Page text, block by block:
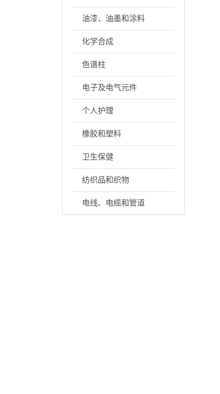
油漆、油墨和涂料
化学合成
色谱柱
电子及电气元件
个人护理
橡胶和塑料
卫生保健
纺织品和织物
电线、电缆和管道